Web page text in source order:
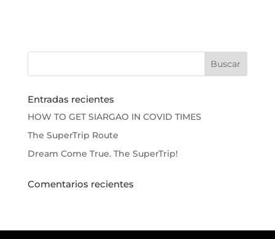
Entradas recientes
HOW TO GET SIARGAO IN COVID TIMES
The SuperTrip Route
Dream Come True. The SuperTrip!
Comentarios recientes